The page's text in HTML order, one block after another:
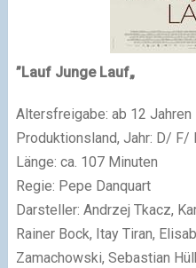
”Lauf Junge Lauf„
Altersfreigabe: ab 12 Jahren
Produktionsland, Jahr: D/ F/
Länge: ca. 107 Minuten
Regie: Pepe Danquart
Darsteller: Andrzej Tkacz,
Rainer Bock, Itay Tiran,
Zamachowski, Sebastian